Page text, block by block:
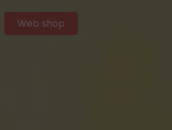
Web shop
Web shop